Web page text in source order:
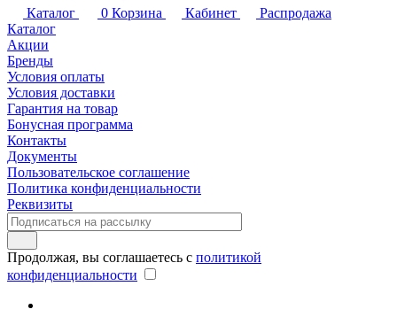
Каталог
0 Корзина Кабинет
Распродажа
Каталог
Акции
Бренды
Условия оплаты
Условия доставки
Гарантия на товар
Бонусная программа
Контакты
Документы
Пользовательское соглашение
Политика конфиденциальности
Реквизиты
Продолжая, вы соглашаетесь с политикой
конфиденциальности